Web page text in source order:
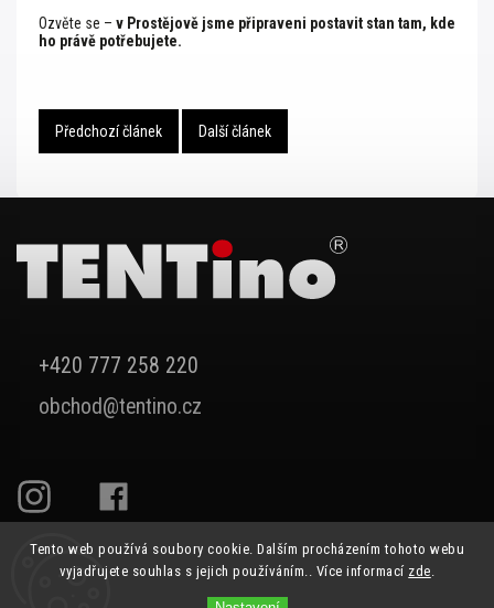
Tento web používá soubory cookie. Dalším procházením tohoto webu
vyjadřujete souhlas s jejich používáním.. Více informací zde.
Ozvěte se – v Prostějově jsme připraveni postavit stan tam, kde
ho právě potřebujete.
Předchozí článek Další článek
+420 777 258 220
obchod@tentino.cz